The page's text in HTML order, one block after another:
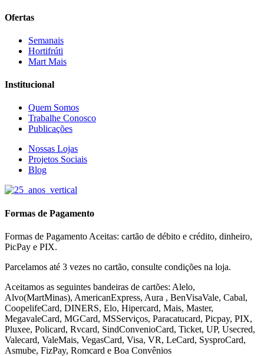
Ofertas
Semanais
Hortifrúti
Mart Mais
Institucional
Quem Somos
Trabalhe Conosco
Publicações
Nossas Lojas
Projetos Sociais
Blog
Formas de Pagamento
Formas de Pagamento Aceitas: cartão de débito e crédito, dinheiro,
PicPay e PIX.
Parcelamos até 3 vezes no cartão, consulte condições na loja.
Aceitamos as seguintes bandeiras de cartões: Alelo,
Alvo(MartMinas), AmericanExpress, Aura , BenVisaVale, Cabal,
CoopelifeCard, DINERS, Elo, Hipercard, Mais, Master,
MegavaleCard, MGCard, MSServiços, Paracatucard, Picpay, PIX,
Pluxee, Policard, Rvcard, SindConvenioCard, Ticket, UP, Usecred,
Valecard, ValeMais, VegasCard, Visa, VR, LeCard, SysproCard,
Asmube, FizPay, Romcard e Boa Convênios